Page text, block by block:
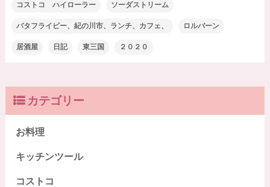
コストコ ハイローラー ソーダストリーム
バタフライピー、紀の川市、ランチ、カフェ、 ロルバーン
居酒屋 日記 東三国 ２０２０
カテゴリー
お料理
キッチンツール
コストコ